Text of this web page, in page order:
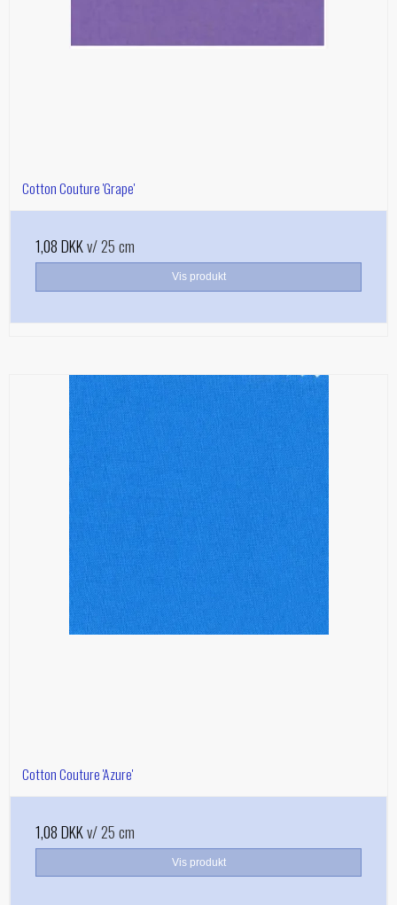
Cotton Couture 'Grape'
1,08 DKKv/ 25 cm
Vis produkt
Cotton Couture 'Azure'
1,08 DKKv/ 25 cm
Vis produkt